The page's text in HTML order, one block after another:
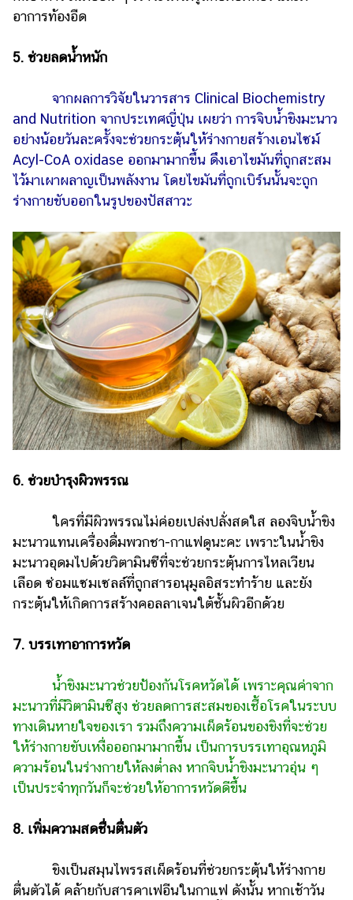
อาการท้องอืด
5. ช่วยลดน้ำหนัก
จากผลการวิจัยในวารสาร Clinical Biochemistry
and Nutrition จากประเทศญี่ปุ่น เผยว่า การจิบน้ำขิงมะนาว
อย่างน้อยวันละครั้งจะช่วยกระตุ้นให้ร่างกายส­­­ร้างเอนไซม์
Acyl-CoA oxidase ออกมามากขึ้น ดึงเอาไขมันที่ถูกสะสม
ไว้มาเผาผลาญเป็นพลังงาน โดยไขมันที่ถูกเบิร์นนั้นจะถูก
ร่างกายขับออกในรูปของปัสสาวะ
6. ช่วยบำรุงผิวพรรณ
ใครที่มีผิวพรรณไม่ค่อยเปล่งปลั่งสดใส ลองจิบน้ำขิง
มะนาวแทนเครื่องดื่มพวกชา-กาแฟดูนะคะ เพราะในน้ำขิง
มะนาวอุดมไปด้วยวิตามินซีที่จะช่วยกระตุ้นการไหลเ­­­วียน
เลือด ซ่อมแซมเซลล์ที่ถูกสารอนุมูลอิสระทำร้าย และยัง
กระตุ้นให้เกิดการสร้างคอลลาเจนใต้ชั้นผิวอีกด้วย
7. บรรเทาอาการหวัด
น้ำขิงมะนาวช่วยป้องกันโรคหวัดได้ เพราะคุณค่าจาก
มะนาวที่มีวิตามินซีสูง ช่วยลดการสะสมของเชื้อโรคในระบบ
ทางเดินหายใจของเรา รวมถึงความเผ็ดร้อนของขิงที่จะช่วย
ให้ร่างกายขับเหงื่อออกมามาก­ขึ้น เป็นการบรรเทาอุณหภูมิ
ความร้อนในร่างกายให้ลงต่ำลง หากจิบน้ำขิงมะนาวอุ่น ๆ
เป็นประจำทุกวันก็จะช่วยให้อาการหวัดดีขึ้น
8. เพิ่มความสดชื่นตื่นตัว
ขิงเป็นสมุนไพรรสเผ็ดร้อนที่ช่วยกระตุ้นให้ร่างกาย
ตื่นตัวได้ คล้ายกับสารคาเฟอีนในกาแฟ ดังนั้น หากเช้าวัน